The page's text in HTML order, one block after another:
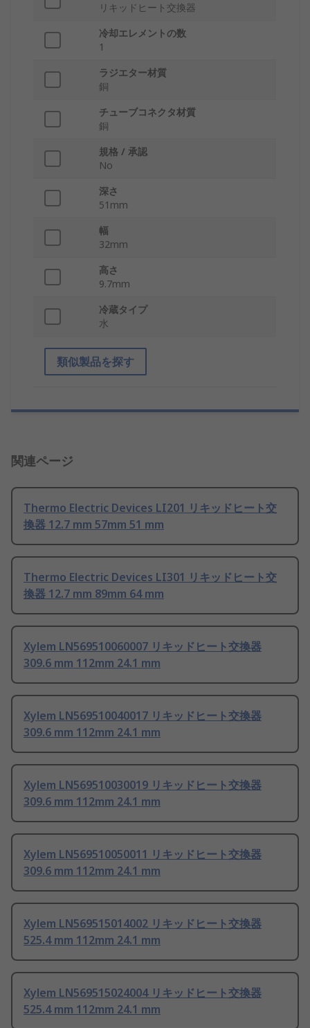
リキッドヒート交換器
冷却エレメントの数
1
ラジエター材質
銅
チューブコネクタ材質
銅
規格 / 承認
No
深さ
51mm
幅
32mm
高さ
9.7mm
冷蔵タイプ
水
類似製品を探す
関連ページ
Thermo Electric Devices LI201 リキッドヒート交
換器 12.7 mm 57mm 51 mm
Thermo Electric Devices LI301 リキッドヒート交
換器 12.7 mm 89mm 64 mm
Xylem LN569510060007 リキッドヒート交換器
309.6 mm 112mm 24.1 mm
Xylem LN569510040017 リキッドヒート交換器
309.6 mm 112mm 24.1 mm
Xylem LN569510030019 リキッドヒート交換器
309.6 mm 112mm 24.1 mm
Xylem LN569510050011 リキッドヒート交換器
309.6 mm 112mm 24.1 mm
Xylem LN569515014002 リキッドヒート交換器
525.4 mm 112mm 24.1 mm
Xylem LN569515024004 リキッドヒート交換器
525.4 mm 112mm 24.1 mm